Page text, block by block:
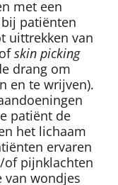
met een
patiënten
uittrekken van
skin picking
drang om
en te wrijven).
patiënt de
het lichaam
ervaren
of pijnklachten
van wondjes